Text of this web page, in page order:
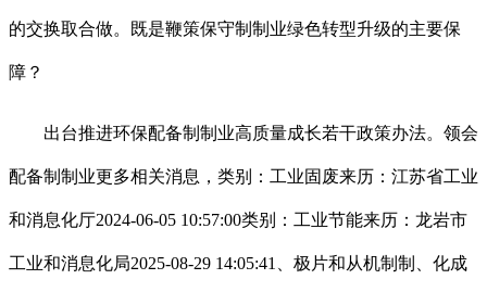
的交换取合做。既是鞭策保守制制业绿色转型升级的主要保
障？
出台推进环保配备制制业高质量成长若干政策办法。领会
配备制制业更多相关消息，类别：工业固废来历：江苏省工业
和消息化厅2024-06-05 10:57:00类别：工业节能来历：龙岩市
工业和消息化局2025-08-29 14:05:41、极片和从机制制、化成